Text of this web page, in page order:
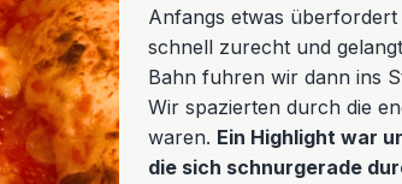
Anfangs etwas
schnell zurecht und
Bahn fuhren wir dann ins
Wir spazierten durch die
waren. Ein Highlight war
die sich schnurgerade